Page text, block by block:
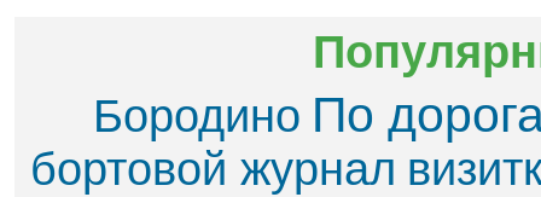
Бородино По
бортовой журнал